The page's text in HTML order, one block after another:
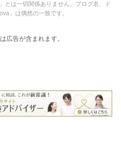
とは一切関係ありません。ブログ名、ド
」は偶然の一致です。
広告が含まれます。